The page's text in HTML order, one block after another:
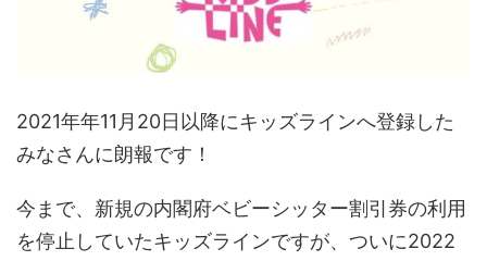
2021年年11月20日以降にキッズラインへ登録した
みなさんに朗報です！
今まで、新規の内閣府ベビーシッター割引券の利用
を停止していたキッズラインですが、ついに2022